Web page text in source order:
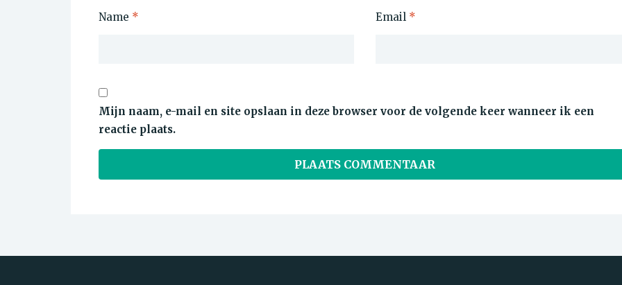
Name * Email *
Mijn naam, e-mail en site opslaan in deze browser voor de volgende keer wanneer ik een
reactie plaats.